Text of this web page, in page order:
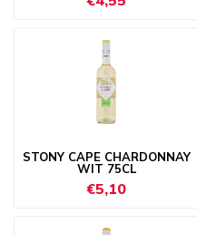
STONY CAPE CHARDONNAY
WIT 75CL
€5,10